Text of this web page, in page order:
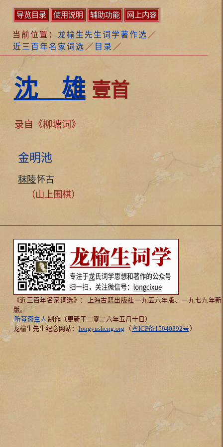
导览目录 使用说明 辅助功能 网上内容
当前位置： 龙榆生先生词学著作选 ／
近三百年名家词选 ／ 目录 ／
沈 雄 壹首
录自《柳塘词》
金明池
秣陵怀古
（山上围棋）
《近三百年名家词选》： 上海古籍出版社 一九五六年版、一九七九年新
版。
听琴斋主人 制作（更新于二零二六年五月十日）
龙榆生先生纪念网站： longyusheng.org （粤ICP备15040392号 ）